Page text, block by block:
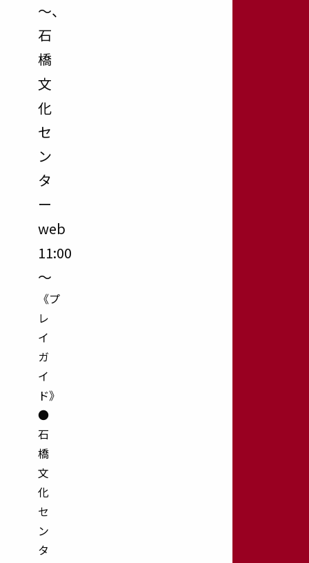
～、
石
橋
文
化
セ
ン
タ
ー
web
11:00
～
《プ
レ
イ
ガ
イ
ド》
●
石
橋
文
化
セ
ン
タ